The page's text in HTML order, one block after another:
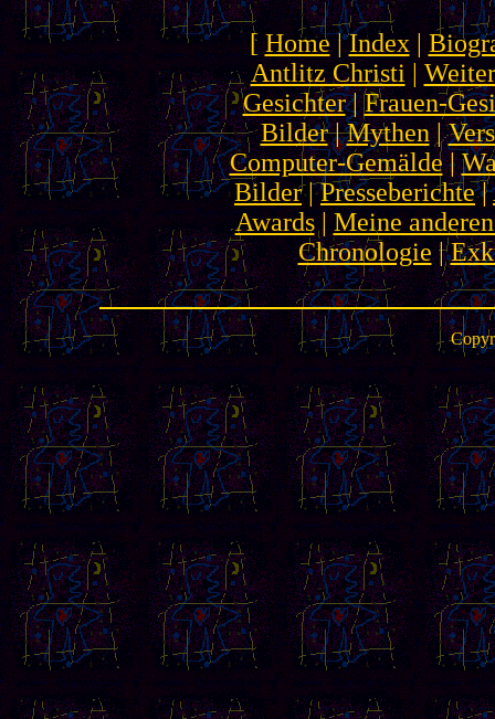
[Home|Index|
Antlitz Christi |
Gesichter|Frauen-
Bilder|Mythen|
Computer-Gemälde|
Bilder|Presseberichte|
Awards|Meine
Chronologie|